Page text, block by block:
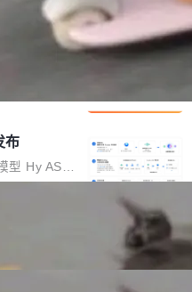
solon.noea
口契约、业
至数百个文
络。传统的
遍历）仅能
代码的语义
码智能体在
理解"瓶
" CodeBas
接的私活腾
的全部核心
科技公司AI
司内部架构
从A集群迁
没有迁移
用此前登录
程序员圈
权限、无
ca
4
列之一，但
。月之暗面
上下文、M
但 GPU 显
AI 团队
方博客上发
，每 token
布
型 Hy ASR
型 Hy3 的
听懂。通过
fixe